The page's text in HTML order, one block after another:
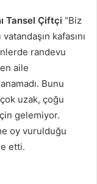
Tansel Çiftçi “Biz
kafasını
randevu
aile
Bunu
uzak, çoğu
gelemiyor.
oy vurulduğu
etti.